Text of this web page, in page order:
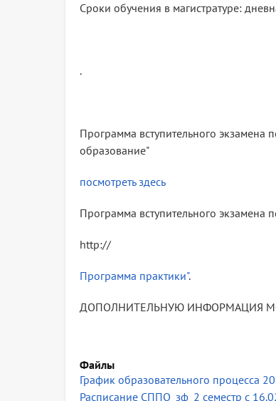
Сроки обучения в магистратуре:
.
Программа вступительного экзамена
образование"
посмотреть здесь
Программа вступительного экзамена
http://
Программа практики".
ДОПОЛНИТЕЛЬНУЮ ИНФОРМАЦИЯ
Файлы
График образовательного процесса
Расписание СППО_зф_2 семестр с